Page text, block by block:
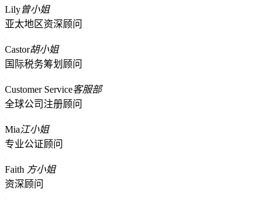
Lily曾小姐
亚太地区资深顾问
Castor胡小姐
国际税务筹划顾问
Customer Service客服部
全球公司注册顾问
Mia江小姐
专业公证顾问
Faith 方小姐
资深顾问